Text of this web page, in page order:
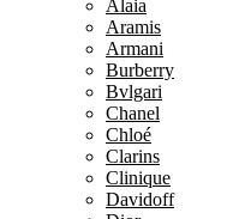
Alaia
Aramis
Armani
Burberry
Bvlgari
Chanel
Chloé
Clarins
Clinique
Davidoff